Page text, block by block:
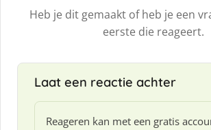
Heb je dit gemaakt of heb je een
eerste die reageert.
Laat een reactie achter
Reageren kan met een gratis